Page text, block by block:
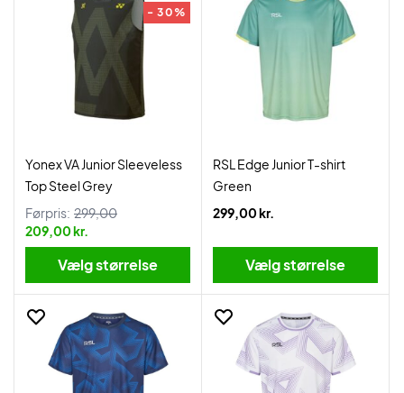
- 30%
Yonex VA Junior Sleeveless
Top Steel Grey
Førpris: 299,00
209,00 kr.
Vælg størrelse
RSL Edge Junior T-shirt
Green
299,00 kr.
Vælg størrelse